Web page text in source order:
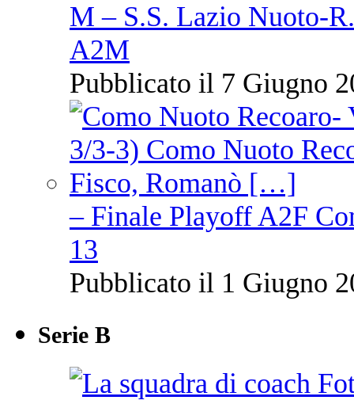
M – S.S. Lazio Nuoto-
A2M
Pubblicato il 7 Giugno
– Finale Playoff A2F
13
Pubblicato il 1 Giugno
Serie B